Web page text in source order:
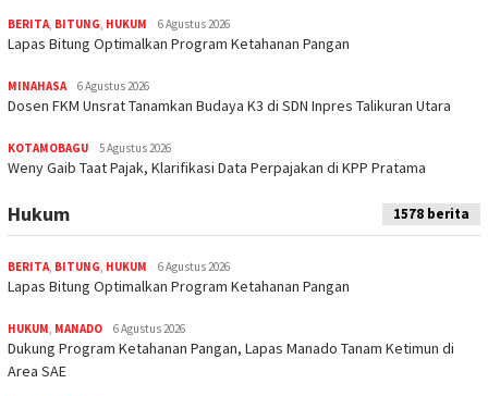
BERITA, BITUNG, HUKUM 6 Agustus 2026
Lapas Bitung Optimalkan Program Ketahanan Pangan
MINAHASA 6 Agustus 2026
Dosen FKM Unsrat Tanamkan Budaya K3 di SDN Inpres Talikuran Utara
KOTAMOBAGU 5 Agustus 2026
Weny Gaib Taat Pajak, Klarifikasi Data Perpajakan di KPP Pratama
Hukum 1578 berita
BERITA BITUNG HUKUM 6 Agustus 2026
Lapas Bitung Optimalkan Program Ketahanan Pangan
HUKUM MANADO 6 Agustus 2026
Dukung Program Ketahanan Pangan, Lapas Manado Tanam Ketimun di
Area SAE